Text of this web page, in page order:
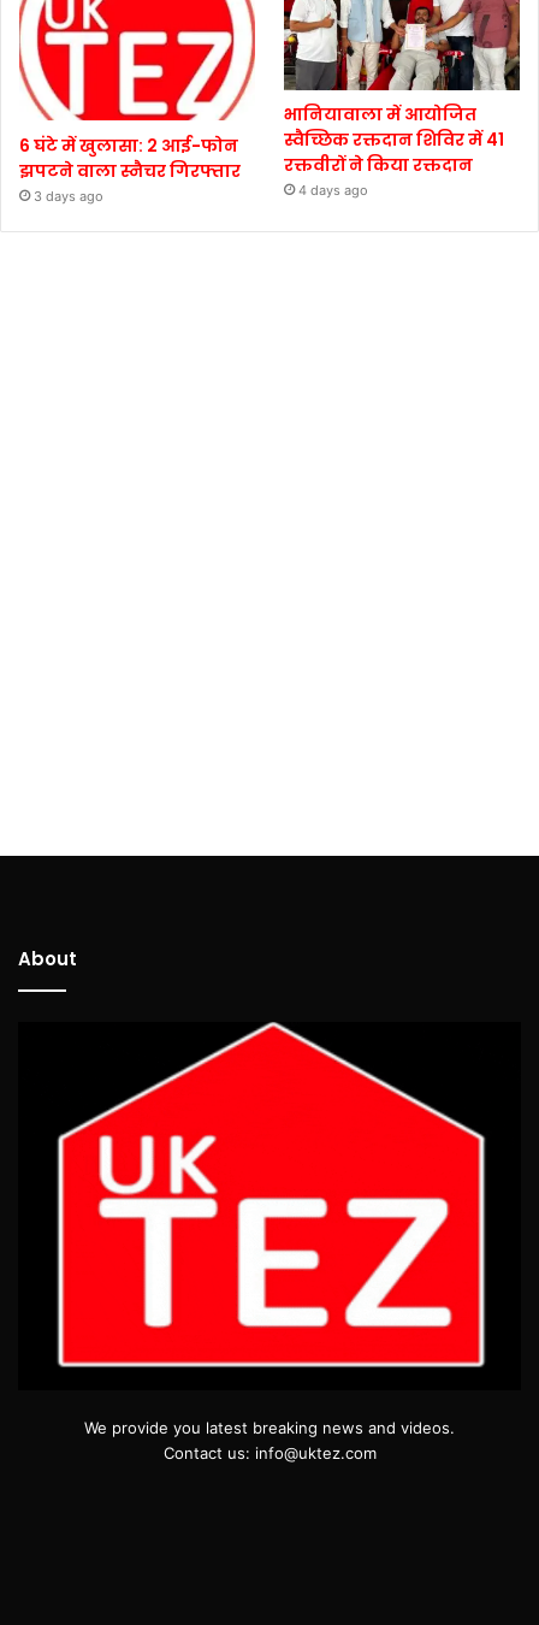
6 घंटे में खुलासा: 2 आई-फोन
झपटने वाला स्नैचर गिरफ्तार
3 days ago
भानियावाला में आयोजित
स्वैच्छिक रक्तदान शिविर में 41
रक्तवीरों ने किया रक्तदान
4 days ago
About
We provide you latest breaking news and videos.
Contact us: info@uktez.com